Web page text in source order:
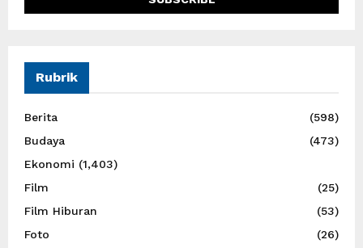
Rubrik
Berita
(598)
Budaya
(473)
Ekonomi (1,403)
Film
(25)
Film Hiburan
(53)
Foto
(26)